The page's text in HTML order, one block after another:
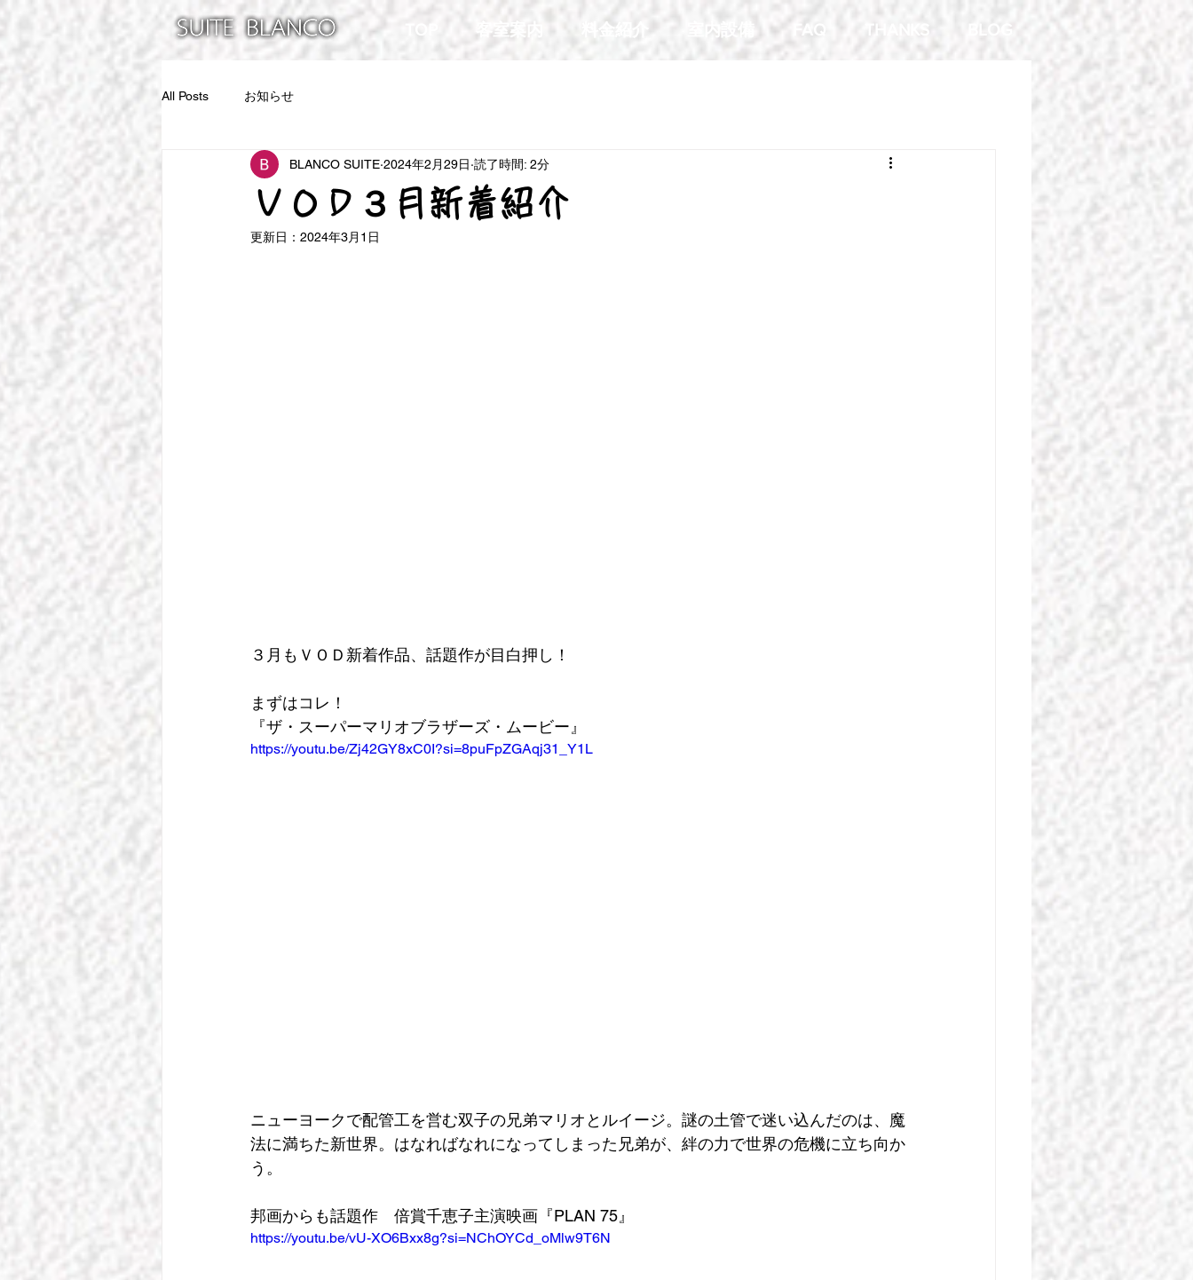
客室案内 料金紹介 室内設備 FAQ THANKS BLOG
All Posts お知らせ
ＶＯＤ３月新着紹介
BLANCO SUITE 2024年2月29日 読了時間: 2分
更新日： 2024年3月1日
３月もＶＯＤ新着作品、話題作が目白押し！
まずはコレ！
『ザ・スーパーマリオブラザーズ・ムービー』
https://youtu.be/Zj42GY8xC0I?si=8puFpZGAqj31_Y1L
ニューヨークで配管工を営む双子の兄弟マリオとルイージ。謎の土管で迷い込んだのは、魔
法に満ちた新世界。はなればなれになってしまった兄弟が、絆の力で世界の危機に立ち向か
う。
邦画からも話題作　倍賞千恵子主演映画『PLAN 75』
https://youtu.be/vU-XO6Bxx8g?si=NChOYCd_oMlw9T6N